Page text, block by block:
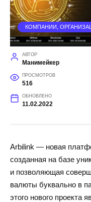
КОМПАНИИ,
АВТОР
Манимейкер
ПРОСМОТРОВ
516
ОБНОВЛЕНО
11.02.2022
Аrbilink — новая
созданная на базе
и позволяющая
валюты буквально в
этого нового проекта